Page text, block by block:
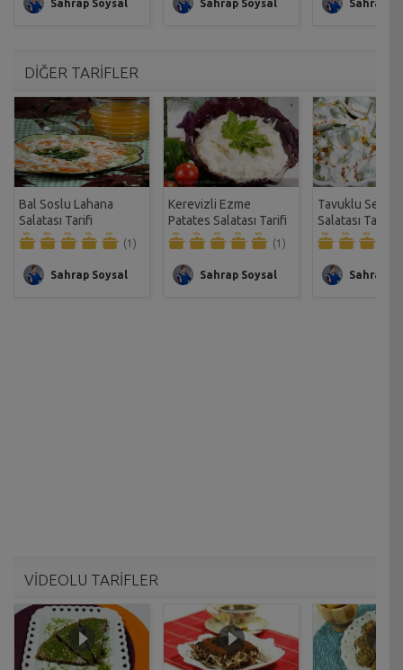
Sahrap Soysal Sahrap Soysal Sahrap
DİĞER TARİFLER
Bal Soslu Lahana
Salatası Tarifi
(1)
Sahrap Soysal
Kerevizli Ezme
Patates Salatası Tarifi
(1)
Sahrap Soysal
Tavuklu
Salatası Tarifi
Sahrap
VİDEOLU TARİFLER